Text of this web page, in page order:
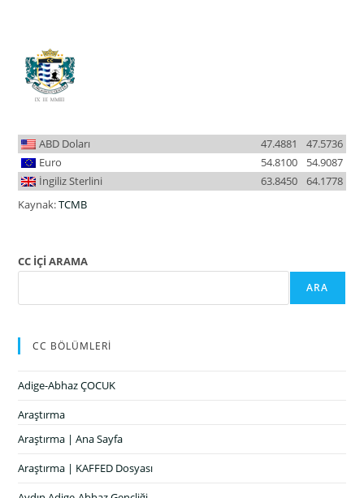
ABD Doları 47.5736
47.4881
Euro
54.9087
54.8100
İngiliz Sterlini
64.1778
63.8450
Kaynak:TCMB
CC İÇİ ARAMA
ARA
CC BÖLÜMLERİ
Adige-Abhaz ÇOCUK
Araştırma
Araştırma | Ana Sayfa
Araştırma | KAFFED Dosyası